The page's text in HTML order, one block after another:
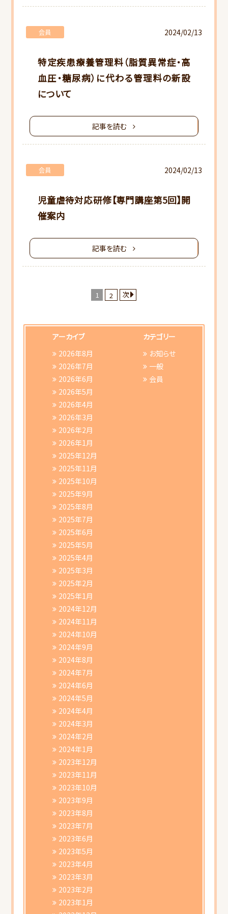
特定疾患療養管理料（脂質異常症・高
血圧・糖尿病）に代わる管理料の新設
について
会員 2024/02/13
記事を読む
児童虐待対応研修【専門講座第5回】開
催案内
会員 2024/02/13
記事を読む
1 2 次
アーカイブ
2026年8月
2026年7月
2026年6月
2026年5月
2026年4月
2026年3月
2026年2月
2026年1月
2025年12月
2025年11月
2025年10月
2025年9月
2025年8月
2025年7月
2025年6月
2025年5月
2025年4月
2025年3月
2025年2月
2025年1月
2024年12月
2024年11月
2024年10月
2024年9月
2024年8月
2024年7月
2024年6月
2024年5月
2024年4月
2024年3月
2024年2月
2024年1月
2023年12月
2023年11月
2023年10月
2023年9月
2023年8月
2023年7月
2023年6月
2023年5月
2023年4月
2023年3月
2023年2月
2023年1月
カテゴリー
お知らせ
一般
会員